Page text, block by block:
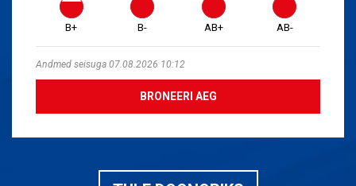
B+ B- AB+ AB-
Andmed seisuga 07.08.2026 10:12
BRONEERI AEG